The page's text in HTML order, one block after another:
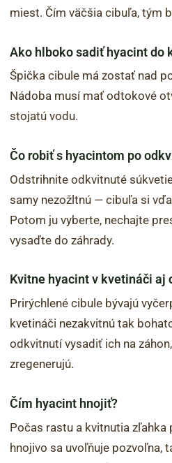
miest. Čím väčšia cibuľa, tým
Ako hlboko sadiť hyacint do
Špička cibule má zostať nad
Nádoba musí mať odtokové
stojatú vodu.
Čo robiť s hyacintom po
Odstrihnite odkvitnuté
samy nezožltnú — cibuľa si
Potom ju vyberte, nechajte
vysaďte do záhrady.
Kvitne hyacint v kvetináči aj
Prirýchlené cibule bývajú
kvetináči nezakvitnú tak
odkvitnutí vysadiť ich na
zregenerujú.
Čím hyacint hnojiť?
Počas rastu a kvitnutia zľahka
hnojivo sa uvoľňuje pozvoľna,